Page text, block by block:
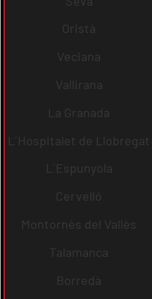
Oristà
Veciana
Vallirana
La Granada
L´Hospitalet de Llobregat
L´Espunyola
Cervelló
Montornès del Vallès
Talamanca
Borredà